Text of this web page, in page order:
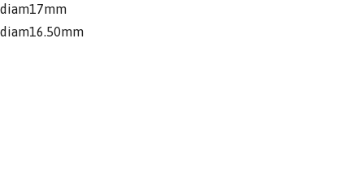
diam17mm
diam16.50mm